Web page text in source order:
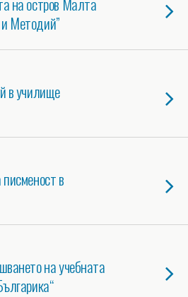
Методий”
в училище
в
на учебната